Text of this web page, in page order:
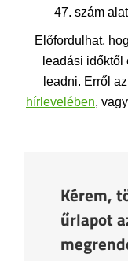
47. szám
Előfordulhat,
leadási
leadni. Erről
hírlevelében,
Kérem,
űrlapot